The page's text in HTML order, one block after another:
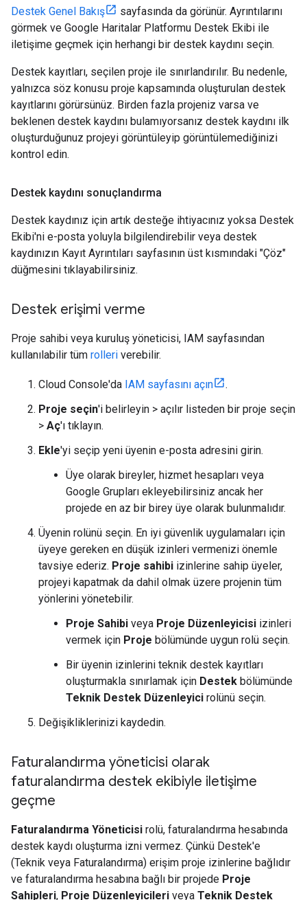
Destek Genel Bakış
sayfasında da görünür. Ayrıntılarını
görmek ve Google Haritalar Platformu Destek Ekibi ile
iletişime geçmek için herhangi bir destek kaydını seçin.
Destek kayıtları, seçilen proje ile sınırlandırılır. Bu nedenle,
yalnızca söz konusu proje kapsamında oluşturulan destek
kayıtlarını görürsünüz. Birden fazla projeniz varsa ve
beklenen destek kaydını bulamıyorsanız destek kaydını ilk
oluşturduğunuz projeyi görüntüleyip görüntülemediğinizi
kontrol edin.
Destek kaydını sonuçlandırma
Destek kaydınız için artık desteğe ihtiyacınız yoksa Destek
Ekibi'ni e-posta yoluyla bilgilendirebilir veya destek
kaydınızın Kayıt Ayrıntıları sayfasının üst kısmındaki "Çöz"
düğmesini tıklayabilirsiniz.
Destek erişimi verme
Proje sahibi veya kuruluş yöneticisi, IAM sayfasından
kullanılabilir tüm rolleri verebilir.
Cloud Console'da IAM sayfasını açın
.
Proje seçin'i belirleyin > açılır listeden bir proje seçin
> Aç'ı tıklayın.
Ekle'yi seçip yeni üyenin e-posta adresini girin.
Üye olarak bireyler, hizmet hesapları veya
Google Grupları ekleyebilirsiniz ancak her
projede en az bir birey üye olarak bulunmalıdır.
Üyenin rolünü seçin. En iyi güvenlik uygulamaları için
üyeye gereken en düşük izinleri vermenizi önemle
tavsiye ederiz. Proje sahibi izinlerine sahip üyeler,
projeyi kapatmak da dahil olmak üzere projenin tüm
yönlerini yönetebilir.
Proje Sahibi veya Proje Düzenleyicisi izinleri
vermek için Proje bölümünde uygun rolü seçin.
Bir üyenin izinlerini teknik destek kayıtları
oluşturmakla sınırlamak için Destek bölümünde
Teknik Destek Düzenleyici rolünü seçin.
Değişikliklerinizi kaydedin.
Faturalandırma yöneticisi olarak
faturalandırma destek ekibiyle iletişime
geçme
Faturalandırma Yöneticisi rolü, faturalandırma hesabında
destek kaydı oluşturma izni vermez. Çünkü Destek'e
(Teknik veya Faturalandırma) erişim proje izinlerine bağlıdır
ve faturalandırma hesabına bağlı bir projede Proje
Sahipleri, Proje Düzenleyicileri veya Teknik Destek